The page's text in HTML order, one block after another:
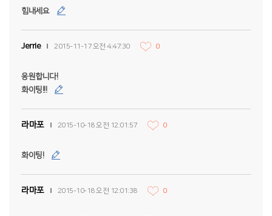
힘내세요
Jerrie 2015-11-17 오전 4:47:30 0
응원합니다!
화이팅!!!
라마포 2015-10-18 오전 12:01:57 0
화이팅!
라마포 2015-10-18 오전 12:01:38 0